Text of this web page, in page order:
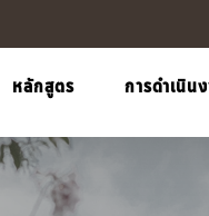
หลักสูตร การดำเนิน